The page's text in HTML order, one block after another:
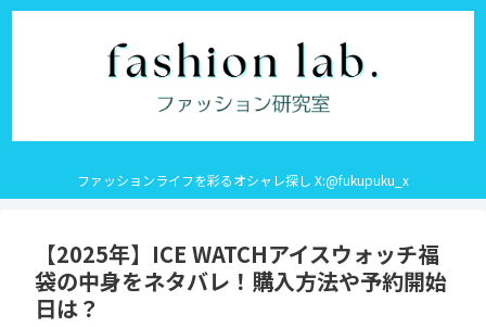
ファッションライフを彩るオシャレ探し X:@fukupuku_x
【2025年】ICE WATCHアイスウォッチ福
袋の中身をネタバレ！購入方法や予約開始
日は？